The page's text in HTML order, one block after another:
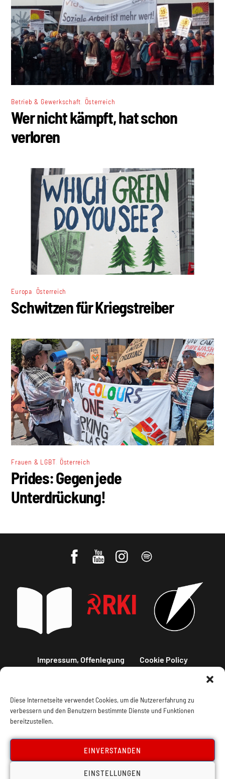
Diese Internetseite verwendet Cookies, um die Nutzererfahrung zu
verbessern und den Benutzern bestimmte Dienste und Funktionen
bereitzustellen.
EINVERSTANDEN
EINSTELLUNGEN
Betrieb & Gewerkschaft Österreich
Wer nicht kämpft, hat schon
verloren
Europa Österreich
Schwitzen für Kriegstreiber
Frauen & LGBT Österreich
Prides: Gegen jede
Unterdrückung!
Impressum, Offenlegung Cookie Policy